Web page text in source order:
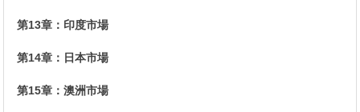
第13章：印度市場
第14章：日本市場
第15章：澳洲市場